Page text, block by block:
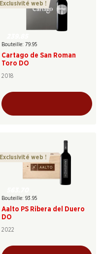
Exclusivité web !
Bouteille: 79.95
Cartago de San Roman
Toro DO
2018
Exclusivité web !
Bouteille: 93.95
Aalto PS Ribera del Duero
DO
2022